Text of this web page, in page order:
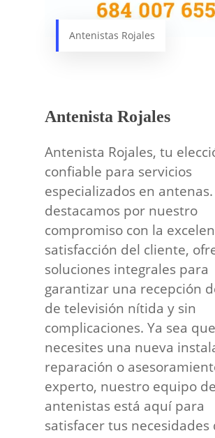
Antenistas Rojales
Antenista Rojales
Antenista Rojales, tu
confiable para servicios
especializados en antenas.
destacamos por nuestro
compromiso con la
satisfacción del cliente,
soluciones integrales para
garantizar una recepción
de televisión nítida y sin
complicaciones. Ya sea que
necesites una nueva
reparación o
experto, nuestro equipo de
antenistas está aquí para
satisfacer tus necesidades